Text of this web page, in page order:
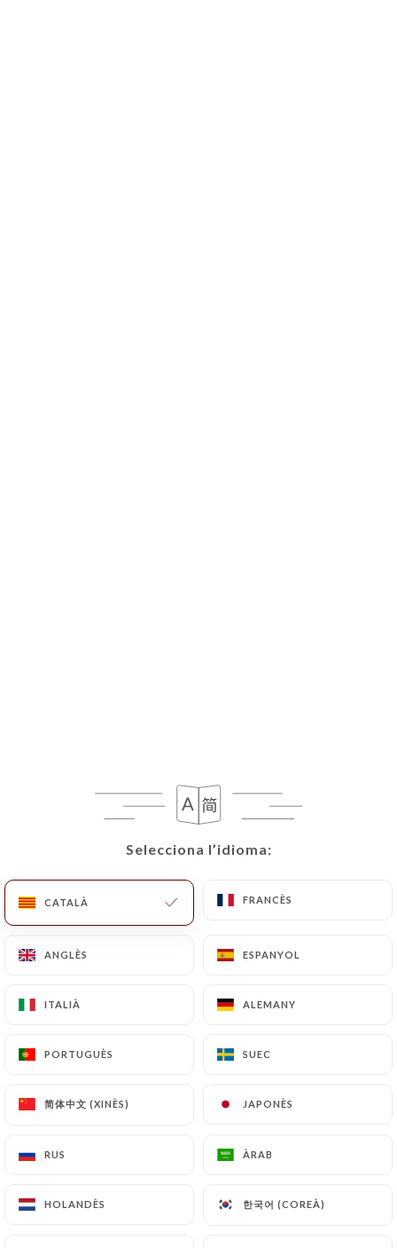
Selecciona l’idioma:
CATALÀ FRANCÈS
ANGLÈS ESPANYOL
ITALIÀ ALEMANY
PORTUGUÈS SUEC
简体中文 (XINÈS) JAPONÈS
RUS ÀRAB
HOLANDÈS 한국어 (COREÀ)
Selecciona l’idioma:
CATALÀ FRANCÈS
ANGLÈS ESPANYOL
ITALIÀ ALEMANY
PORTUGUÈS SUEC
简体中文 (XINÈS) JAPONÈS
RUS ÀRAB
HOLANDÈS 한국어 (COREÀ)